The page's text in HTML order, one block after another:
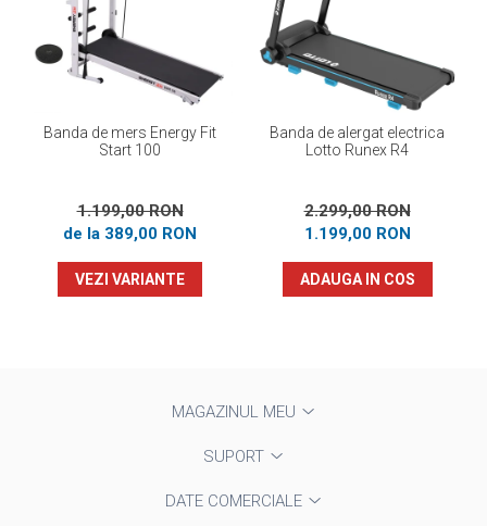
Banda de mers Energy Fit
Start 100
1.199,00 RON
de la 389,00 RON
VEZI VARIANTE
Banda de alergat electrica
Lotto Runex R4
2.299,00 RON
1.199,00 RON
ADAUGA IN COS
MAGAZINUL MEU
SUPORT
DATE COMERCIALE